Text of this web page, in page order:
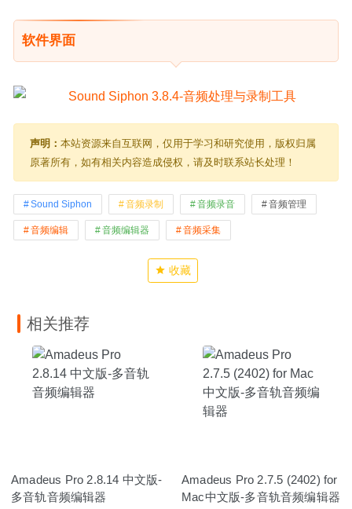
软件界面
声明： 本站资源来自互联网，仅用于学习和研究使用，版权归属
原著所有，如有相关内容造成侵权，请及时联系站长处理！
Sound Siphon 音频录制 音频录音 音频管理
音频编辑 音频编辑器 音频采集
收藏
相关推荐
Amadeus Pro 2.8.14 中文版-
多音轨音频编辑器
Amadeus Pro 2.7.5 (2402) for
Mac中文版-多音轨音频编辑器